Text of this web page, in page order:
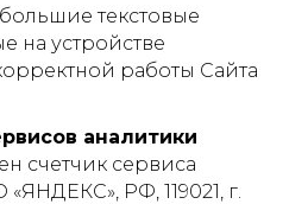
текстовые
на устройстве
работы Сайта
аналитики
счетчик сервиса
РФ, 119021, г.